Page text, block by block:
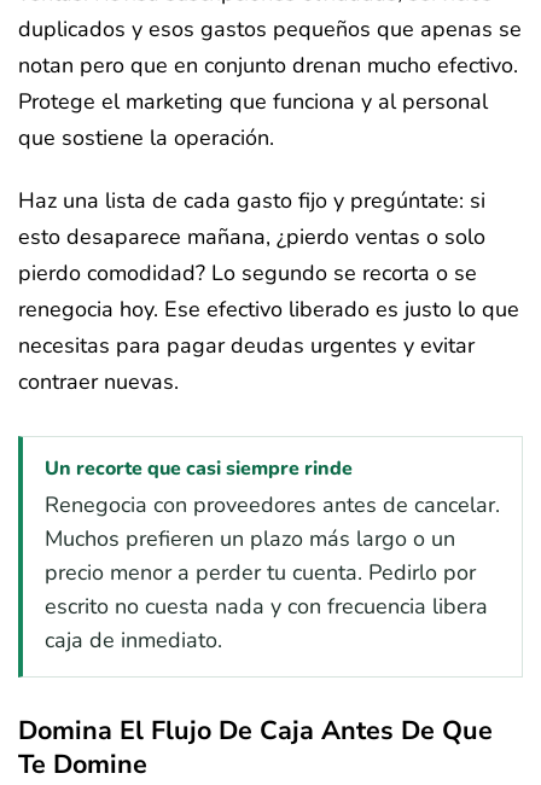
duplicados y esos gastos pequeños que apenas se
notan pero que en conjunto drenan mucho efectivo.
Protege el marketing que funciona y al personal
que sostiene la operación.
Haz una lista de cada gasto fijo y pregúntate: si
esto desaparece mañana, ¿pierdo ventas o solo
pierdo comodidad? Lo segundo se recorta o se
renegocia hoy. Ese efectivo liberado es justo lo que
necesitas para pagar deudas urgentes y evitar
contraer nuevas.
Un recorte que casi siempre rinde
Renegocia con proveedores antes de cancelar.
Muchos prefieren un plazo más largo o un
precio menor a perder tu cuenta. Pedirlo por
escrito no cuesta nada y con frecuencia libera
caja de inmediato.
Domina El Flujo De Caja Antes De Que
Te Domine